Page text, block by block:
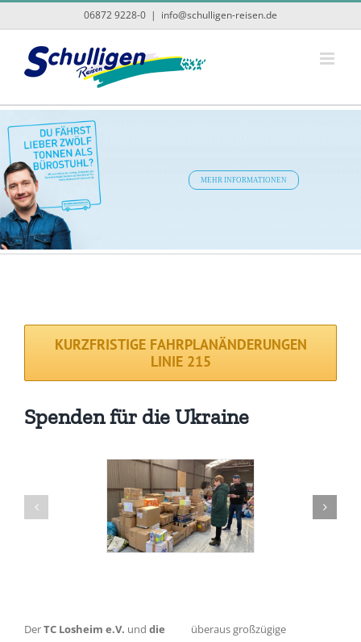
Zum
06872 9228-0 | info@schulligen-reisen.de
MEHR INFORMATIONEN
KURZFRISTIGE FAHRPLANÄNDERUNGEN
LINIE 215
Spenden für die Ukraine
DerTC Losheim e.V. und die
überaus großzügige